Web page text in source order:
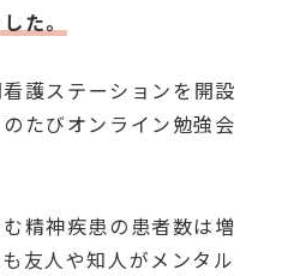
た。
護ステーションを開設
たびオンライン勉強会
精神疾患の患者数は増
友人や知人がメンタル